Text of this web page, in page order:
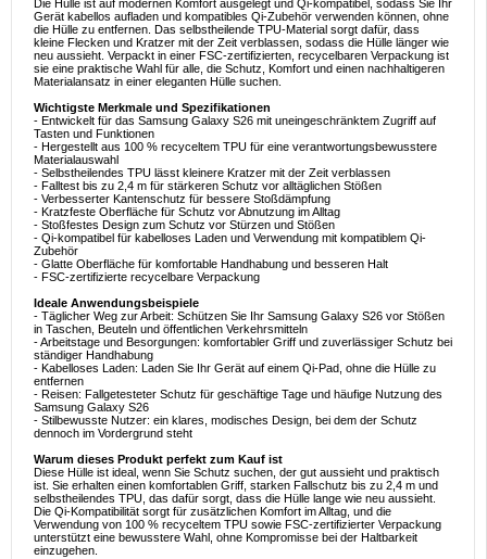
Die Hülle ist auf modernen Komfort ausgelegt und Qi-kompatibel, sodass Sie Ihr
Gerät kabellos aufladen und kompatibles Qi-Zubehör verwenden können, ohne
die Hülle zu entfernen. Das selbstheilende TPU-Material sorgt dafür, dass
kleine Flecken und Kratzer mit der Zeit verblassen, sodass die Hülle länger wie
neu aussieht. Verpackt in einer FSC-zertifizierten, recycelbaren Verpackung ist
sie eine praktische Wahl für alle, die Schutz, Komfort und einen nachhaltigeren
Materialansatz in einer eleganten Hülle suchen.
Wichtigste Merkmale und Spezifikationen
- Entwickelt für das Samsung Galaxy S26 mit uneingeschränktem Zugriff auf
Tasten und Funktionen
- Hergestellt aus 100 % recyceltem TPU für eine verantwortungsbewusstere
Materialauswahl
- Selbstheilendes TPU lässt kleinere Kratzer mit der Zeit verblassen
- Falltest bis zu 2,4 m für stärkeren Schutz vor alltäglichen Stößen
- Verbesserter Kantenschutz für bessere Stoßdämpfung
- Kratzfeste Oberfläche für Schutz vor Abnutzung im Alltag
- Stoßfestes Design zum Schutz vor Stürzen und Stößen
- Qi-kompatibel für kabelloses Laden und Verwendung mit kompatiblem Qi-
Zubehör
- Glatte Oberfläche für komfortable Handhabung und besseren Halt
- FSC-zertifizierte recycelbare Verpackung
Ideale Anwendungsbeispiele
- Täglicher Weg zur Arbeit: Schützen Sie Ihr Samsung Galaxy S26 vor Stößen
in Taschen, Beuteln und öffentlichen Verkehrsmitteln
- Arbeitstage und Besorgungen: komfortabler Griff und zuverlässiger Schutz bei
ständiger Handhabung
- Kabelloses Laden: Laden Sie Ihr Gerät auf einem Qi-Pad, ohne die Hülle zu
entfernen
- Reisen: Fallgetesteter Schutz für geschäftige Tage und häufige Nutzung des
Samsung Galaxy S26
- Stilbewusste Nutzer: ein klares, modisches Design, bei dem der Schutz
dennoch im Vordergrund steht
Warum dieses Produkt perfekt zum Kauf ist
Diese Hülle ist ideal, wenn Sie Schutz suchen, der gut aussieht und praktisch
ist. Sie erhalten einen komfortablen Griff, starken Fallschutz bis zu 2,4 m und
selbstheilendes TPU, das dafür sorgt, dass die Hülle lange wie neu aussieht.
Die Qi-Kompatibilität sorgt für zusätzlichen Komfort im Alltag, und die
Verwendung von 100 % recyceltem TPU sowie FSC-zertifizierter Verpackung
unterstützt eine bewusstere Wahl, ohne Kompromisse bei der Haltbarkeit
einzugehen.